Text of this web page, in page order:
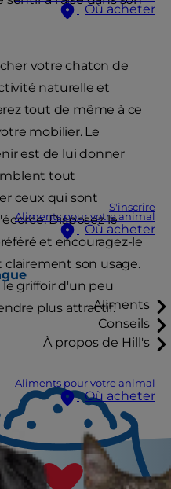
Où acheter
S'inscrire
Aliments pour votre animal
Où acheter
Aliments
Conseils
À propos de Hill's
Aliments pour votre animal
Où acheter
votre chaton de
naturelle et
tout de même à ce
mobilier. Le
est de lui donner
tout
ceux qui sont
Disposez le
et encouragez-le
son usage.
griffoir d'un peu
plus attractif.